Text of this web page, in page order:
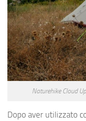
Naturehike Cloud
Dopo aver utilizzato